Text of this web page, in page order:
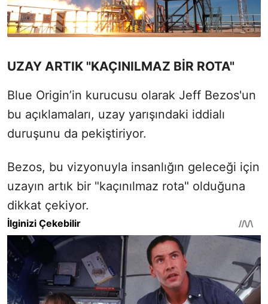
UZAY ARTIK "KAÇINILMAZ BİR ROTA"
Blue Origin’in kurucusu olarak Jeff Bezos'un
bu açıklamaları, uzay yarışındaki iddialı
duruşunu da pekiştiriyor.
Bezos, bu vizyonuyla insanlığın geleceği için
uzayın artık bir "kaçınılmaz rota" olduğuna
dikkat çekiyor.